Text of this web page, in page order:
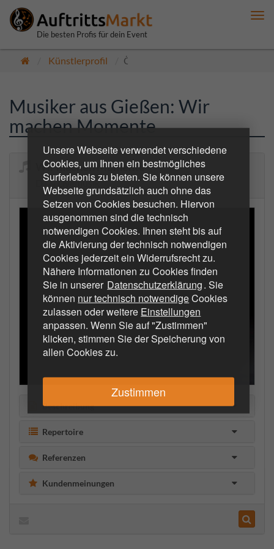
Unsere Webseite verwendet verschiedene
Cookies, um Ihnen ein bestmögliches
Surferlebnis zu bieten. Sie können unsere
Webseite grundsätzlich auch ohne das
Setzen von Cookies besuchen. Hiervon
ausgenommen sind die technisch
notwendigen Cookies. Ihnen steht bis auf
die Aktivierung der technisch notwendigen
Cookies jederzeit ein Widerrufsrecht zu.
Nähere Informationen zu Cookies finden
Sie in unserer Datenschutzerklärung. Sie
können nur technisch notwendigeCookies
zulassen oder weitere Einstellungen
anpassen. Wenn Sie auf "Zustimmen"
klicken, stimmen Sie der Speicherung von
allen Cookies zu.
Zustimmen
Die besten Profis für dein Event
Künstlerprofil Öffentlich
Musiker aus Gießen: Wir
machen Momente
Wir machen Momente
DJ & Livemusik
Beschreibung
Repertoire
Referenzen
Kundenmeinungen